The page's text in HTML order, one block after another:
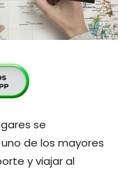
se
de los mayores
y viajar al